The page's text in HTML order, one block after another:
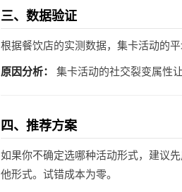
三、数据验证
根据餐饮店的实测数据，集卡活动的
原因分析： 集卡活动的社交裂变属性
四、推荐方案
如果你不确定选哪种活动形式，建议先
他形式。试错成本为零。